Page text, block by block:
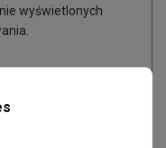
wyświetlonych